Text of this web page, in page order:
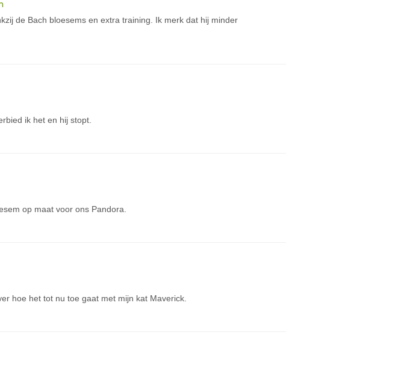
de Bach bloesems en extra training. Ik merk dat hij minder
ik het en hij stopt.
op maat voor ons Pandora.
hoe het tot nu toe gaat met mijn kat Maverick.